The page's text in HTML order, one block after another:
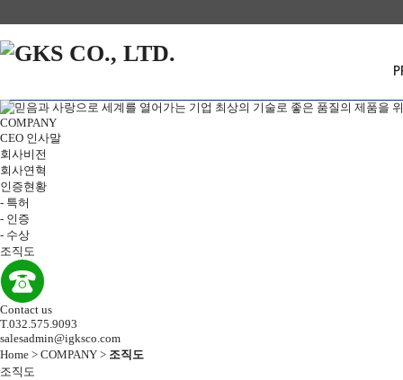
COMPANY
CEO 인사말
회사비전
회사연혁
인증현황
- 특허
- 인증
- 수상
조직도
Contact us
T.032.575.9093
salesadmin@igksco.com
Home > COMPANY > 조직도
조직도